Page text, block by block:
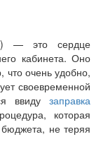
— это сердце
кабинета. Оно
что очень удобно,
своевременной
ввиду заправка
которая
бюджета, не теряя